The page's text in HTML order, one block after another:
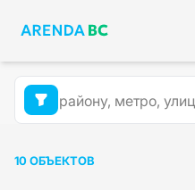
10 ОБЪЕКТОВ